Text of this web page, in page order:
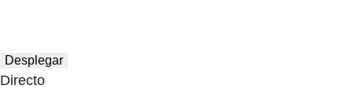
Desplegar
Directo